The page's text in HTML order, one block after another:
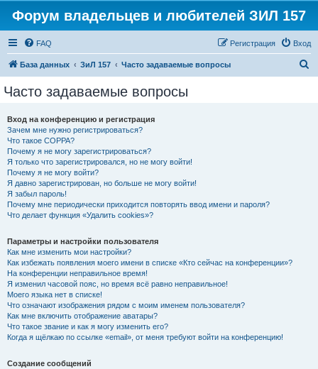
Форум владельцев и любителей ЗИЛ 157
FAQ Вход
Регистрация
База данных ЗиЛ 157 Часто задаваемые вопросы
Часто задаваемые вопросы
Вход на конференцию и регистрация
Зачем мне нужно регистрироваться?
Что такое COPPA?
Почему я не могу зарегистрироваться?
Я только что зарегистрировался, но не могу войти!
Почему я не могу войти?
Я давно зарегистрирован, но больше не могу войти!
Я забыл пароль!
Почему мне периодически приходится повторять ввод имени и пароля?
Что делает функция «Удалить cookies»?
Параметры и настройки пользователя
Как мне изменить мои настройки?
Как избежать появления моего имени в списке «Кто сейчас на конференции»?
На конференции неправильное время!
Я изменил часовой пояс, но время всё равно неправильное!
Моего языка нет в списке!
Что означают изображения рядом с моим именем пользователя?
Как мне включить отображение аватары?
Что такое звание и как я могу изменить его?
Когда я щёлкаю по ссылке «email», от меня требуют войти на конференцию!
Создание сообщений